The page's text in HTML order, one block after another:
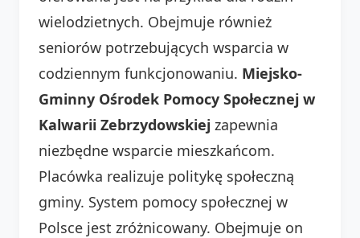
wielodzietnych. Obejmuje również
seniorów potrzebujących wsparcia w
codziennym funkcjonowaniu. Miejsko-
Gminny Ośrodek Pomocy Społecznej w
Kalwarii Zebrzydowskiej zapewnia
niezbędne wsparcie mieszkańcom.
Placówka realizuje politykę społeczną
gminy. System pomocy społecznej w
Polsce jest zróżnicowany. Obejmuje on